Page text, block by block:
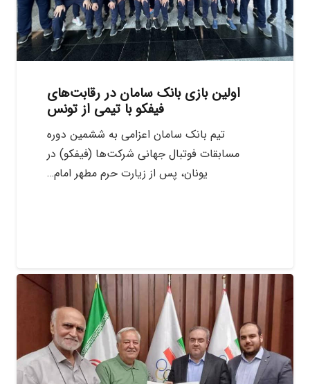
اولین بازی بانک سامان در رقابت‌های
فیفکو با تیمی از تونس
تیم بانک سامان اعزامی به ششمین دوره
مسابقات فوتبال جهانی شرکت‌ها (فیفکو) در
یونان، پس از زیارت حرم مطهر امام…